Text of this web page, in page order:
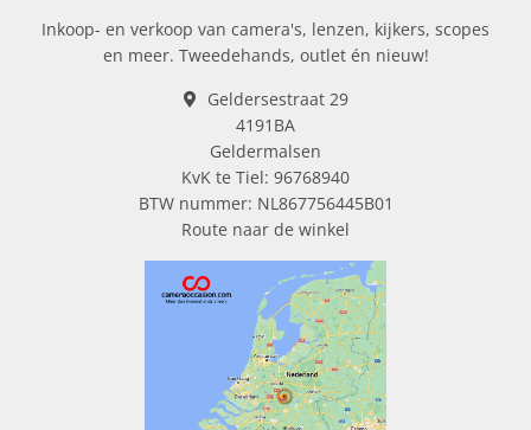
Inkoop- en verkoop van camera's, lenzen, kijkers, scopes
en meer. Tweedehands, outlet én nieuw!
Geldersestraat 29
4191BA
Geldermalsen
KvK te Tiel: 96768940
BTW nummer: NL867756445B01
Route naar de winkel